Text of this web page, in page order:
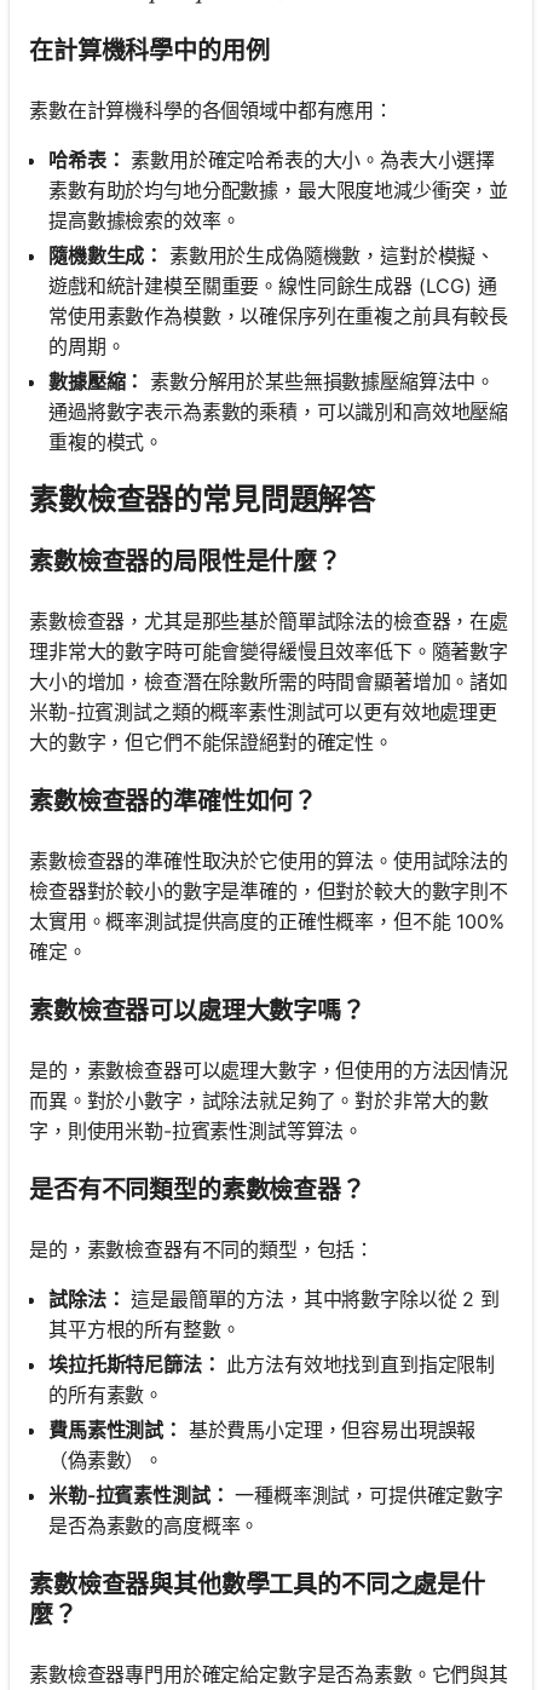
在計算機科學中的用例
素數在計算機科學的各個領域中都有應用：
哈希表： 素數用於確定哈希表的大小。為表大小選擇
素數有助於均勻地分配數據，最大限度地減少衝突，並
提高數據檢索的效率。
隨機數生成： 素數用於生成偽隨機數，這對於模擬、
遊戲和統計建模至關重要。線性同餘生成器 (LCG) 通
常使用素數作為模數，以確保序列在重複之前具有較長
的周期。
數據壓縮： 素數分解用於某些無損數據壓縮算法中。
通過將數字表示為素數的乘積，可以識別和高效地壓縮
重複的模式。
素數檢查器的常見問題解答
素數檢查器的局限性是什麼？
素數檢查器，尤其是那些基於簡單試除法的檢查器，在處
理非常大的數字時可能會變得緩慢且效率低下。隨著數字
大小的增加，檢查潛在除數所需的時間會顯著增加。諸如
米勒-拉賓測試之類的概率素性測試可以更有效地處理更
大的數字，但它們不能保證絕對的確定性。
素數檢查器的準確性如何？
素數檢查器的準確性取決於它使用的算法。使用試除法的
檢查器對於較小的數字是準確的，但對於較大的數字則不
太實用。概率測試提供高度的正確性概率，但不能 100%
確定。
素數檢查器可以處理大數字嗎？
是的，素數檢查器可以處理大數字，但使用的方法因情況
而異。對於小數字，試除法就足夠了。對於非常大的數
字，則使用米勒-拉賓素性測試等算法。
是否有不同類型的素數檢查器？
是的，素數檢查器有不同的類型，包括：
試除法： 這是最簡單的方法，其中將數字除以從 2 到
其平方根的所有整數。
埃拉托斯特尼篩法： 此方法有效地找到直到指定限制
的所有素數。
費馬素性測試： 基於費馬小定理，但容易出現誤報
（偽素數）。
米勒-拉賓素性測試： 一種概率測試，可提供確定數字
是否為素數的高度概率。
素數檢查器與其他數學工具的不同之處是什
麼？
素數檢查器專門用於確定給定數字是否為素數。它們與其